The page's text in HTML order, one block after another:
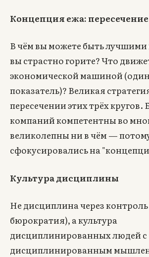
Концепция ежа: пересечение
В чём вы можете быть лучшими
вы страстно горите? Что
экономической машиной
показатель)? Великая
пересечении этих трёх
компаний компетентны во
великолепны ни в чём —
сфокусировались на
Культура дисциплины
Не дисциплина через контроль
бюрократия), а культура
дисциплинированных людей с
дисциплинированным